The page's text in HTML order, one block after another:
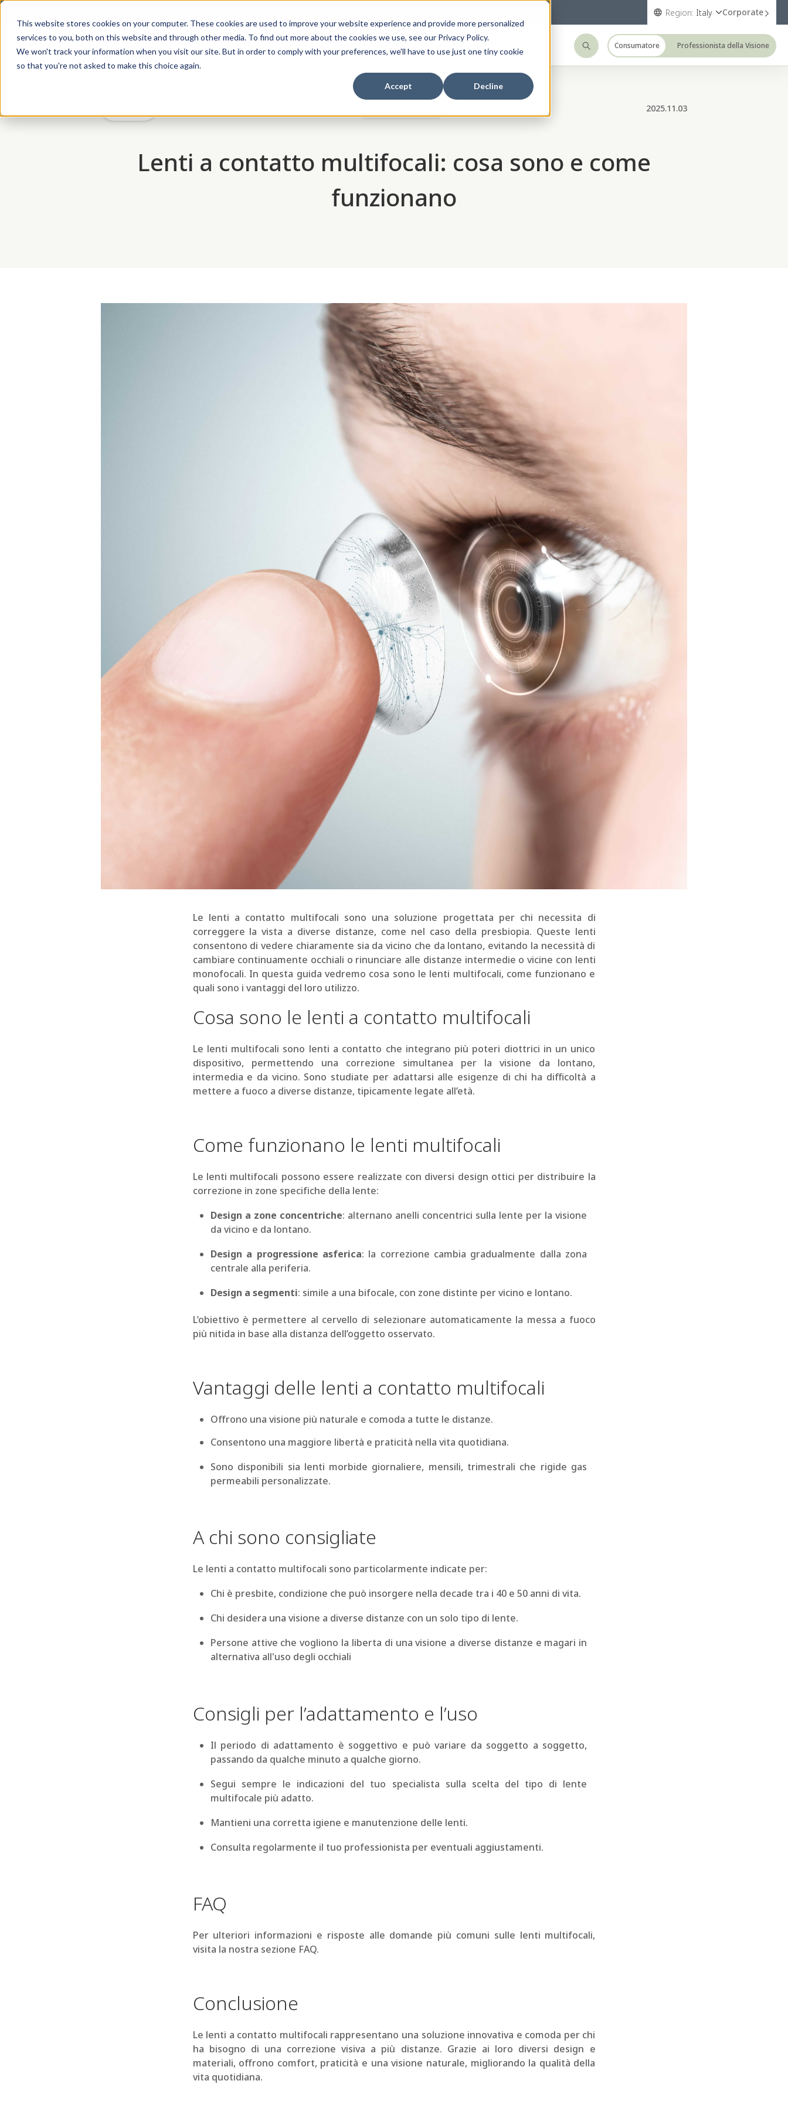
This website stores cookies on your computer. These cookies are used to improve your website experience and provide more personalized
services to you, both on this website and through other media. To find out more about the cookies we use, see our Privacy Policy.
We won't track your information when you visit our site. But in order to comply with your preferences, we'll have to use just one tiny cookie
so that you're not asked to make this choice again.
Accept Decline
Region: Italy Corporate
Consumatore Professionista della Visione
2025.11.03
Lenti a contatto multifocali: cosa sono e come
funzionano
Le lenti a contatto multifocali sono una soluzione progettata per chi necessita di
correggere la vista a diverse distanze, come nel caso della presbiopia. Queste lenti
consentono di vedere chiaramente sia da vicino che da lontano, evitando la necessità di
cambiare continuamente occhiali o rinunciare alle distanze intermedie o vicine con lenti
monofocali. In questa guida vedremo cosa sono le lenti multifocali, come funzionano e
quali sono i vantaggi del loro utilizzo.
Cosa sono le lenti a contatto multifocali
Le lenti multifocali sono lenti a contatto che integrano più poteri diottrici in un unico
dispositivo, permettendo una correzione simultanea per la visione da lontano,
intermedia e da vicino. Sono studiate per adattarsi alle esigenze di chi ha difficoltà a
mettere a fuoco a diverse distanze, tipicamente legate all’età.
Come funzionano le lenti multifocali
Le lenti multifocali possono essere realizzate con diversi design ottici per distribuire la
correzione in zone specifiche della lente:
Design a zone concentriche: alternano anelli concentrici sulla lente per la visione
da vicino e da lontano.
Design a progressione asferica: la correzione cambia gradualmente dalla zona
centrale alla periferia.
Design a segmenti: simile a una bifocale, con zone distinte per vicino e lontano.
L’obiettivo è permettere al cervello di selezionare automaticamente la messa a fuoco
più nitida in base alla distanza dell’oggetto osservato.
Vantaggi delle lenti a contatto multifocali
Offrono una visione più naturale e comoda a tutte le distanze.
Consentono una maggiore libertà e praticità nella vita quotidiana.
Sono disponibili sia lenti morbide giornaliere, mensili, trimestrali che rigide gas
permeabili personalizzate.
A chi sono consigliate
Le lenti a contatto multifocali sono particolarmente indicate per:
Chi è presbite, condizione che può insorgere nella decade tra i 40 e 50 anni di vita.
Chi desidera una visione a diverse distanze con un solo tipo di lente.
Persone attive che vogliono la liberta di una visione a diverse distanze e magari in
alternativa all'uso degli occhiali
Consigli per l’adattamento e l’uso
Il periodo di adattamento è soggettivo e può variare da soggetto a soggetto,
passando da qualche minuto a qualche giorno.
Segui sempre le indicazioni del tuo specialista sulla scelta del tipo di lente
multifocale più adatto.
Mantieni una corretta igiene e manutenzione delle lenti.
Consulta regolarmente il tuo professionista per eventuali aggiustamenti.
FAQ
Per ulteriori informazioni e risposte alle domande più comuni sulle lenti multifocali,
visita la nostra sezione FAQ.
Conclusione
Le lenti a contatto multifocali rappresentano una soluzione innovativa e comoda per chi
ha bisogno di una correzione visiva a più distanze. Grazie ai loro diversi design e
materiali, offrono comfort, praticità e una visione naturale, migliorando la qualità della
vita quotidiana.